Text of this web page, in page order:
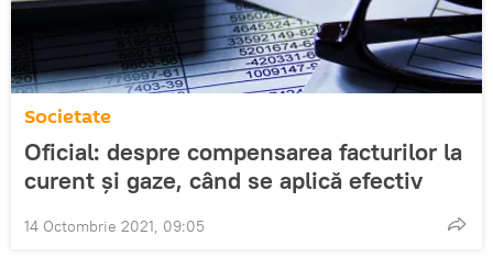
Societate
Oficial: despre compensarea facturilor la
curent și gaze, când se aplică efectiv
14 Octombrie 2021, 09:05